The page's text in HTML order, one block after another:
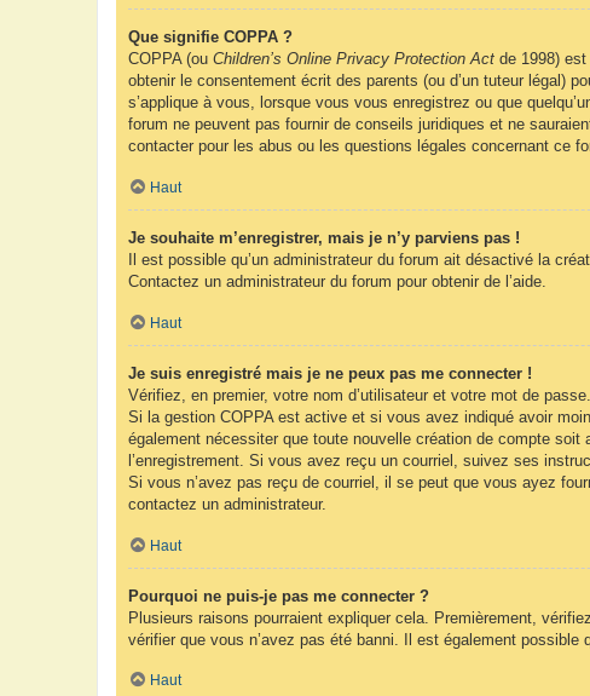
Que signifie COPPA ?
COPPA (ou Children’s Online Privacy Protection Act de 1998)
obtenir le consentement écrit des parents (ou d’un tuteur légal)
s’applique à vous, lorsque vous vous enregistrez ou que
forum ne peuvent pas fournir de conseils juridiques et ne
contacter pour les abus ou les questions légales concernant ce
Haut
Je souhaite m’enregistrer, mais je n’y parviens pas !
Il est possible qu’un administrateur du forum ait désactivé la
Contactez un administrateur du forum pour obtenir de l’aide.
Haut
Je suis enregistré mais je ne peux pas me connecter !
Vérifiez, en premier, votre nom d’utilisateur et votre mot de
Si la gestion COPPA est active et si vous avez indiqué avoir
également nécessiter que toute nouvelle création de compte
l’enregistrement. Si vous avez reçu un courriel, suivez ses
Si vous n’avez pas reçu de courriel, il se peut que vous ayez
contactez un administrateur.
Haut
Pourquoi ne puis-je pas me connecter ?
Plusieurs raisons pourraient expliquer cela. Premièrement,
vérifier que vous n’avez pas été banni. Il est également possible
Haut